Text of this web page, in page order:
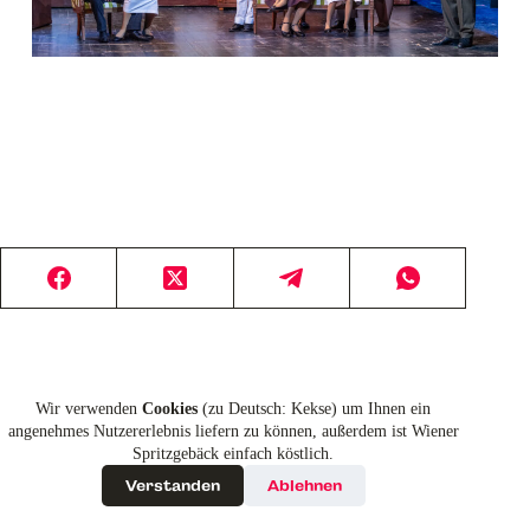
Wir verwendenCookies (zu Deutsch: Kekse) um Ihnen ein
angenehmes Nutzererlebnis liefern zu können, außerdem ist Wiener
Spritzgebäck einfach köstlich.
Verstanden
Ablehnen